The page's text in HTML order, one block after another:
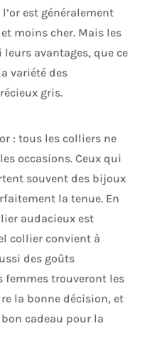
est généralement
moins cher. Mais les
avantages, que ce
variété des
gris.
: tous les colliers ne
occasions. Ceux qui
souvent des bijoux
la tenue. En
audacieux est
collier convient à
des goûts
femmes trouveront les
la bonne décision, et
cadeau pour la